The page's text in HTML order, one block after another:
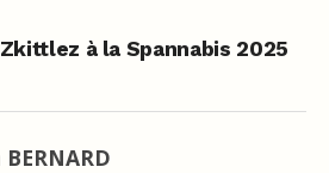
à la Spannabis 2025